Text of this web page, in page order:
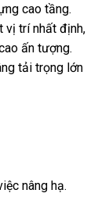
cao tầng.
vị trí nhất định,
ấn tượng.
tải trọng lớn
nâng hạ.